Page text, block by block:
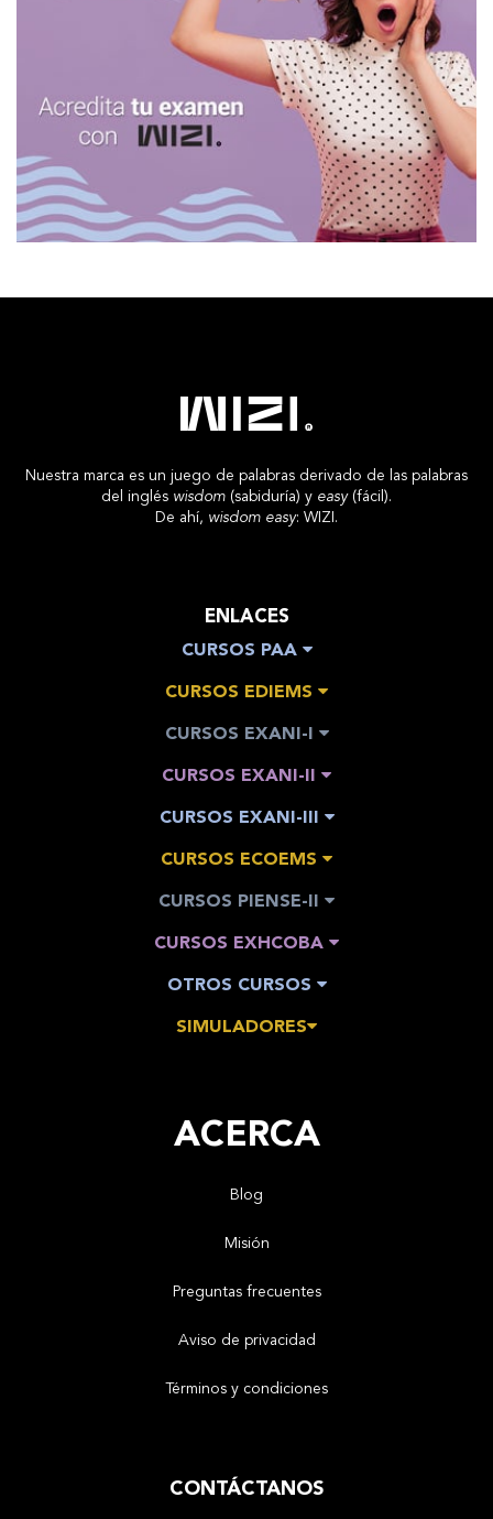
Nuestra marca es un juego de palabras derivado de las palabras
del inglés wisdom (sabiduría) y easy(fácil).
De ahí, wisdom easy: WIZI.
ENLACES
CURSOS PAA
CURSOS EDIEMS
CURSOS EXANI-I
CURSOS EXANI-II
CURSOS EXANI-III
CURSOS ECOEMS
CURSOS PIENSE-II
CURSOS EXHCOBA
OTROS CURSOS
SIMULADORES
ACERCA
Blog
Misión
Preguntas frecuentes
Aviso de privacidad
Términos y condiciones
CONTÁCTANOS